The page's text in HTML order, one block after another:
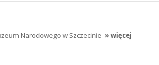
Narodowego w Szczecinie » więcej